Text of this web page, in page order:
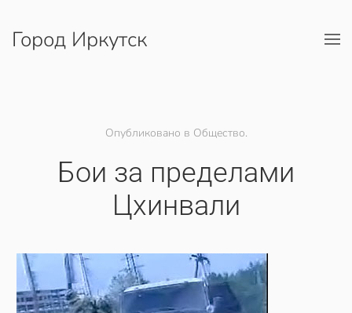
Перейти к содержимому
Город Иркутск
Опубликовано в Общество.
Бои за пределами
Цхинвали